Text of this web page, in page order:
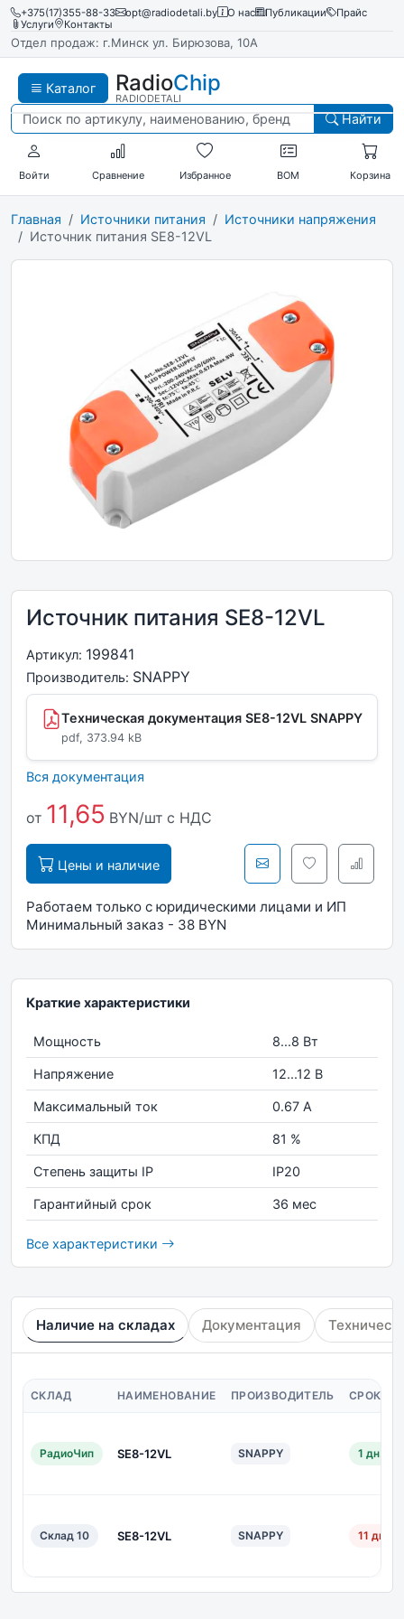
+375(17)355-88-33 opt@radiodetali.by О нас Публикации
Прайс
Услуги
Контакты
Отдел продаж: г.Минск ул. Бирюзова, 10А
Каталог RadioChip
RADIODETALI
Найти
Войти Сравнение Избранное BOM Корзина
Главная Источники питания
Источники напряжения
Источник питания SE8-12VL
Источник питания SE8-12VL
Артикул: 199841
Производитель: SNAPPY
Техническая документация SE8-12VL SNAPPY
pdf, 373.94 kB
Вся документация
от 11,65 BYN/шт с НДС
Цены и наличие
Работаем только с юридическими лицами и ИП
Минимальный заказ - 38 BYN
Краткие характеристики
Мощность 8...8 Вт
Напряжение 12...12 В
Максимальный ток 0.67 А
КПД 81 %
Степень защиты IP IP20
Гарантийный срок 36 мес
Все характеристики
Наличие на складах Документация
СКЛАД НАИМЕНОВАНИЕ ПРОИЗВОДИТЕЛЬ СРОК
РадиоЧип SE8-12VL SNAPPY 1 дн.
Склад 10 SE8-12VL SNAPPY 11 дн.